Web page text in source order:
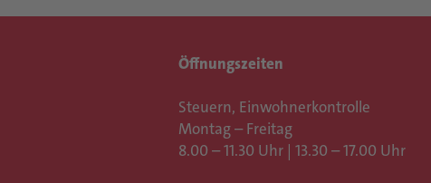
Öffnungszeiten
Steuern, Einwohnerkontrolle
Montag – Freitag
8.00 – 11.30 Uhr | 13.30 – 17.00 Uhr